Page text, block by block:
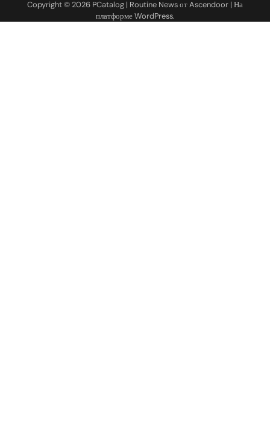
Copyright © 2026 PCatalog | Routine News отAscendoor | На
платформеWordPress.